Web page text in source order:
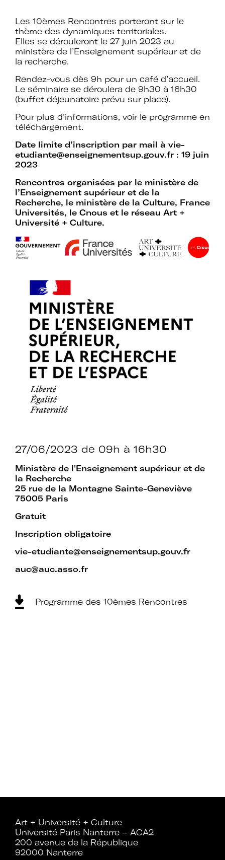
Téléchargez le bulletin
d'adhésion
Adhérer à Art + Université + Culture,
c’est :
d’expertises sur l’action culturelle dans
le cadre spécifique de l’enseignement
supérieur.
d’échange avec les acteurs des
politiques culturelles dans les
Faire partie d’un réseau qui assure
l’interface et le relais avec d’autres
réseaux professionnels, le ministère de
l’Enseignement supérieur et de la
Recherche, le ministère de la Culture
et France Universités.
Participer à des actions collectives qui
permettent de faire progresser la
connaissance et la mise en œuvre des
politiques culturelles dans les
établissements.
Espace
adhérent
Identifiant ou e-mail
Les 10èmes Rencontres porteront sur le
thème des dynamiques territoriales.
Elles se dérouleront le 27 juin 2023 au
ministère de l’Enseignement supérieur et de
la recherche.
Rendez-vous dès 9h pour un café d’accueil.
Le séminaire se déroulera de 9h30 à 16h30
(buffet déjeunatoire prévu sur place).
Pour plus d’informations, voir le programme en
téléchargement.
Date limite d’inscription par mail à vie-
etudiante@enseignementsup.gouv.fr : 19 juin
2023
Rencontres organisées par le ministère de
l’Enseignement supérieur et de la
Recherche, le ministère de la Culture, France
Universités, le Cnous et le réseau Art +
Université + Culture.
27/06/2023 de 09h à 16h30
Ministère de l'Enseignement supérieur et de
la Recherche
25 rue de la Montagne Sainte-Geneviève
75005 Paris
Gratuit
Inscription obligatoire
vie-etudiante@enseignementsup.gouv.fr
auc@auc.asso.fr
Programme des 10èmes Rencontres
Art + Université + Culture
Université Paris Nanterre – ACA2
200 avenue de la République
92000 Nanterre